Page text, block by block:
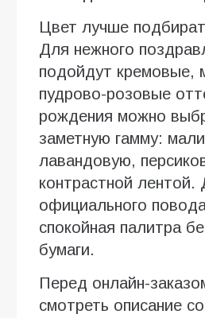
Цвет лучше
Для нежного
подойдут кремовые,
пудрово-розовые
рождения можно
заметную гамму:
лавандовую,
контрастной лентой.
официального
спокойная палитра
бумаги.
Перед онлайн-
смотреть описание